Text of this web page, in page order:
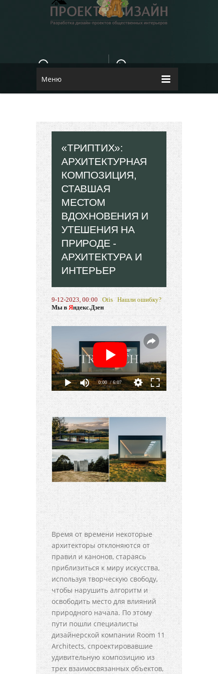
КОНТАКТЫ
E-MAIL
Меню
«ТРИПТИХ»:
АРХИТЕКТУРНАЯ
КОМПОЗИЦИЯ,
СТАВШАЯ
МЕСТОМ
ВДОХНОВЕНИЯ И
УТЕШЕНИЯ НА
ПРИРОДЕ -
АРХИТЕКТУРА И
ИНТЕРЬЕР
9-12-2023, 00:00 Otis Нашли ошибку?
Мы в Яндекс.Дзен
0:00 / 6:07
Время от времени некоторые
архитекторы отклоняются от
правил и канонов, стараясь
приблизиться к миру искусства,
используя творческую свободу,
чтобы нарушить алгоритм и
освободить место для влияний
природного начала. По этому
пути пошли специалисты
дизайнерской компании Room 11
Architects, спроектировавшие
удивительную композицию из
трех взаимосвязанных объектов,